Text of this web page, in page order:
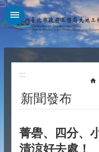
跳到主要內容區塊
:::
:::
新聞發布
菁礐、四分、
清涼好去處！